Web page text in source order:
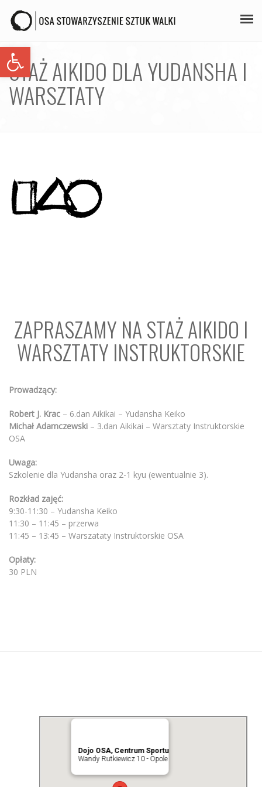
Open toolbar
STAŻE
STAŻ AIKIDO DLA YUDANSHA I
WARSZTATY
ZAPRASZAMY NA STAŻ AIKIDO I
WARSZTATY INSTRUKTORSKIE
Prowadzący:
Robert J. Krac – 6.dan Aikikai – Yudansha Keiko
Michał Adamczewski – 3.dan Aikikai – Warsztaty Instruktorskie
OSA
Uwaga:
Szkolenie dla Yudansha oraz 2-1 kyu (ewentualnie 3).
Rozkład zajęć:
9:30-11:30 – Yudansha Keiko
11:30 – 11:45 – przerwa
11:45 – 13:45 – Warszataty Instruktorskie OSA
Opłaty:
30 PLN
Dojo OSA, Centrum Sportu
Wandy Rutkiewicz 10 - Opole